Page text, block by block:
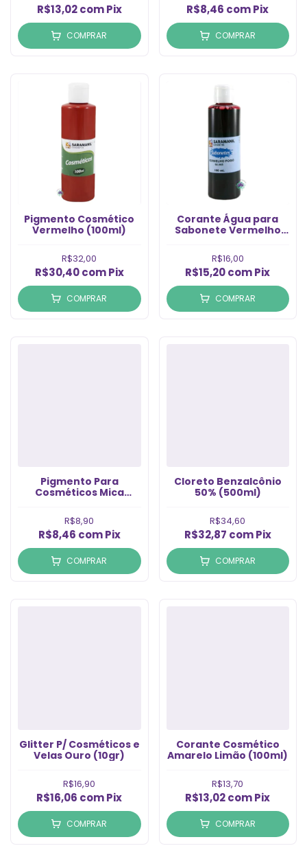
R$13,02com Pix
COMPRAR
R$8,46 comPix
COMPRAR
Pigmento Cosmético
Vermelho (100ml)
R$32,00
R$30,40com Pix
COMPRAR
Corante Água para
Sabonete Vermelho
R$16,00
R$15,20comPix
COMPRAR
Pigmento Para
Cosméticos Mica
R$8,90
R$8,46 com Pix
COMPRAR
Cloreto Benzalcônio
50% (500ml)
R$34,60
R$32,87 com Pix
COMPRAR
Glitter P/ Cosméticos e
Velas Ouro (10gr)
R$16,90
R$16,06 comPix
COMPRAR
Corante Cosmético
Amarelo Limão (100ml)
R$13,70
R$13,02comPix
COMPRAR